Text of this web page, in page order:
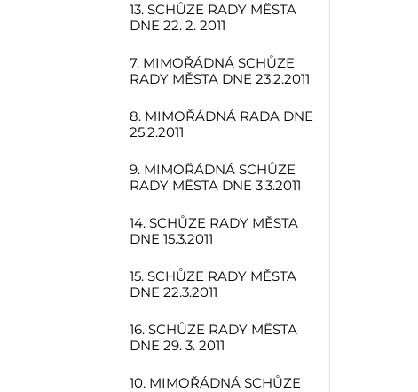
13. SCHŮZE RADY MĚSTA
DNE 22. 2. 2011
7. MIMOŘÁDNÁ SCHŮZE
RADY MĚSTA DNE 23.2.2011
8. MIMOŘÁDNÁ RADA DNE
25.2.2011
9. MIMOŘÁDNÁ SCHŮZE
RADY MĚSTA DNE 3.3.2011
14. SCHŮZE RADY MĚSTA
DNE 15.3.2011
15. SCHŮZE RADY MĚSTA
DNE 22.3.2011
16. SCHŮZE RADY MĚSTA
DNE 29. 3. 2011
10. MIMOŘÁDNÁ SCHŮZE